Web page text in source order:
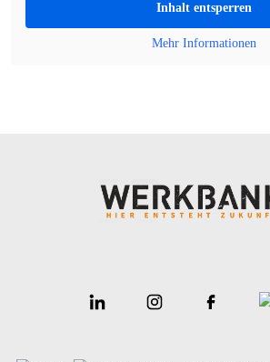
Inhalt entsperren
Mehr Informationen